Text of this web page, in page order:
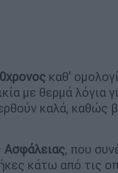
καθ’
με θερμά λόγια
καλά, καθώς
Ασφάλειας, που
κάτω από τις